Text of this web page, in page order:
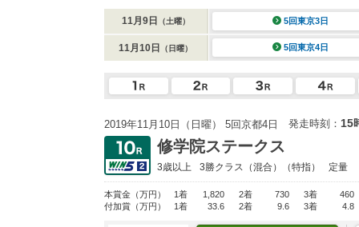
11月9日 （土曜） 5回東京3日
11月10日 （日曜） 5回東京4日
2019年11月10日（日曜） 5回京都4日 発走時刻： 15
修学院ステークス
3歳以上 3勝クラス （混合）（特指） 定量
本賞金 （万円） 1着 1,820 2着 730 3着
460
付加賞 （万円） 1着 33.6 2着 9.6 3着 4.8